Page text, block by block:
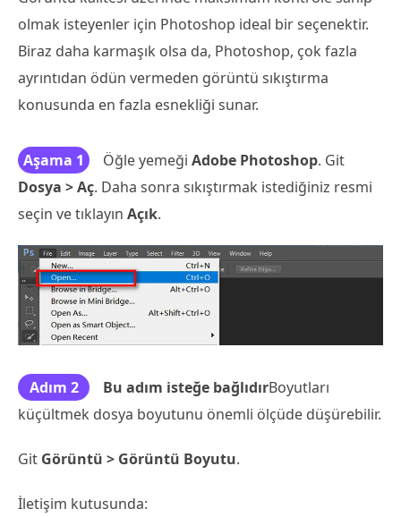
olmak isteyenler için Photoshop ideal bir seçenektir.
Biraz daha karmaşık olsa da, Photoshop, çok fazla
ayrıntıdan ödün vermeden görüntü sıkıştırma
konusunda en fazla esnekliği sunar.
Aşama 1 Öğle yemeği Adobe Photoshop. Git
Dosya > Aç. Daha sonra sıkıştırmak istediğiniz resmi
seçin ve tıklayın Açık.
Adım 2 Bu adım isteğe bağlıdırBoyutları
küçültmek dosya boyutunu önemli ölçüde düşürebilir.
Git Görüntü > Görüntü Boyutu.
İletişim kutusunda: